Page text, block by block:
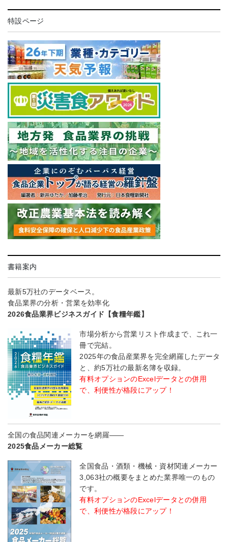
特設ページ
書籍案内
最新5万社のデータベース。
食品業界の分析・営業を効率化
2026食品業界ビジネスガイド【食糧年鑑】
市場分析から営業リスト作成まで、これ一
冊で完結。
2025年の食品産業界を完全網羅したデータ
と、約5万社の最新名簿を収録。
有料オプションのExcelデータとの併用
で、利便性が格段にアップ！
全国の食品関連メーカーを網羅――
2025食品メーカー総覧
全国食品・酒類・機械・資材関連メーカー
3,063社の概要をまとめた業界唯一のもの
です。
有料オプションのExcelデータとの併用
で、利便性が格段にアップ！